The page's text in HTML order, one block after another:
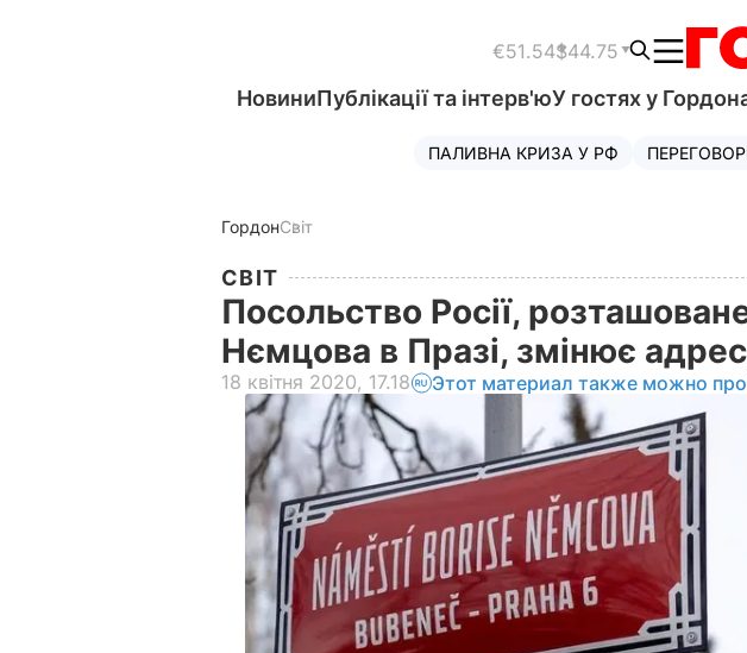
€51.54$44.75
НовиниПублікації та інтерв'юУ гостях у
ПАЛИВНА КРИЗА У РФ
ГордонСвіт
СВІТ
Посольство Росії,
Нємцова в Празі, змінює
18 квітня 2020, 17.18 Этот материал также можно